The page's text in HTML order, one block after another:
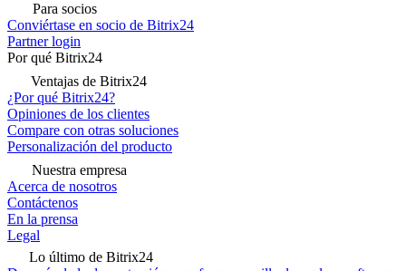
Para socios
Conviértase en socio de Bitrix24
Partner login
Por qué Bitrix24
Ventajas de Bitrix24
¿Por qué Bitrix24?
Opiniones de los clientes
Compare con otras soluciones
Personalización del producto
Nuestra empresa
Acerca de nosotros
Contáctenos
En la prensa
Legal
Lo último de Bitrix24